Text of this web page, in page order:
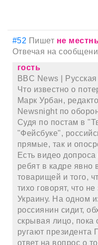
#52 Пишет не
Отвечая на
гость
BBC News |
Что известно о
Марк Урбан,
Newsnight по
Судя по постам в
"Фейсбуке",
прямые, так и
Есть видео
ребят в кадре явно
товарищей и того,
тихо говорят, что
Украину. На одном
россиянин сидит,
скрывая лицо, пока
ругают президента
ответ на вопрос о